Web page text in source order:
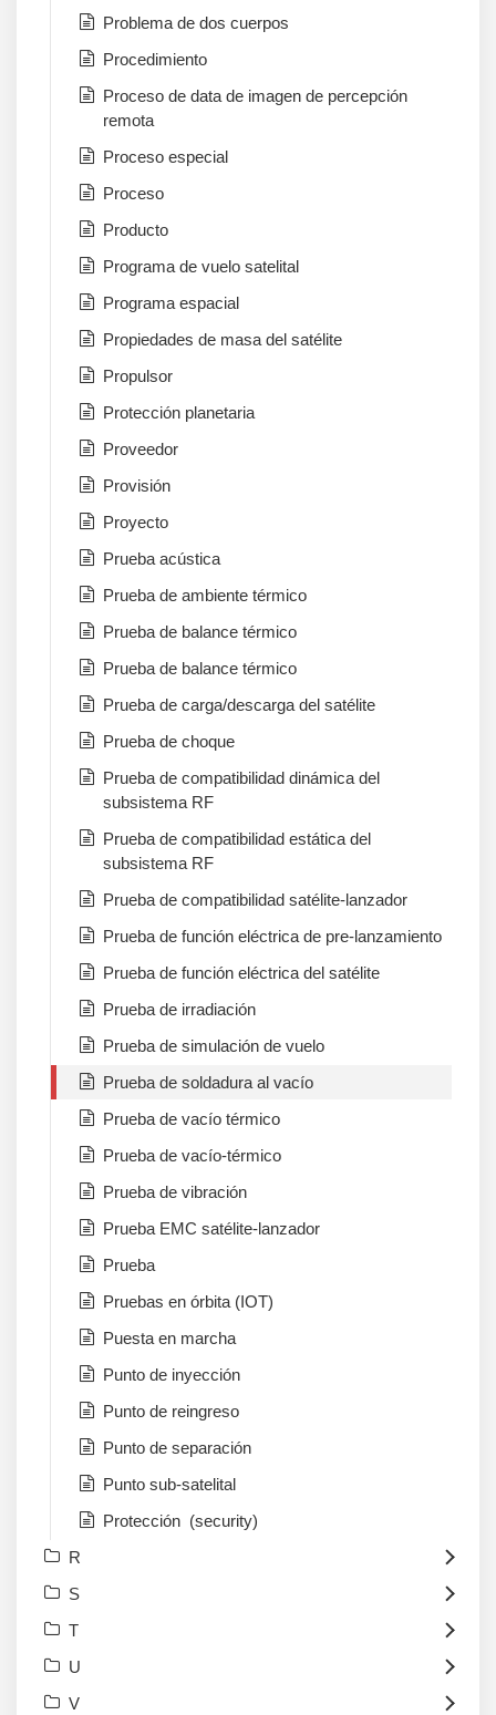
Problema de dos cuerpos
Procedimiento
Proceso de data de imagen de percepción
remota
Proceso especial
Proceso
Producto
Programa de vuelo satelital
Programa espacial
Propiedades de masa del satélite
Propulsor
Protección planetaria
Proveedor
Provisión
Proyecto
Prueba acústica
Prueba de ambiente térmico
Prueba de balance térmico
Prueba de balance térmico
Prueba de carga/descarga del satélite
Prueba de choque
Prueba de compatibilidad dinámica del
subsistema RF
Prueba de compatibilidad estática del
subsistema RF
Prueba de compatibilidad satélite-lanzador
Prueba de función eléctrica de pre-lanzamiento
Prueba de función eléctrica del satélite
Prueba de irradiación
Prueba de simulación de vuelo
Prueba de soldadura al vacío
Prueba de vacío térmico
Prueba de vacío-térmico
Prueba de vibración
Prueba EMC satélite-lanzador
Prueba
Pruebas en órbita (IOT)
Puesta en marcha
Punto de inyección
Punto de reingreso
Punto de separación
Punto sub-satelital
Protección (security)
R
S
T
U
V